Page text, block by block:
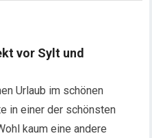
vor Sylt und
Urlaub im schönen
in einer der schönsten
kaum eine andere